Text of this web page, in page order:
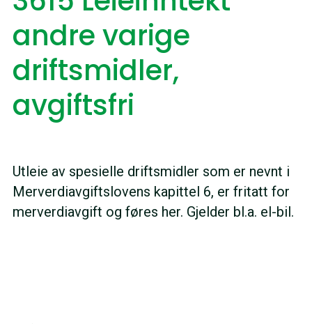
andre varige
driftsmidler,
avgiftsfri
Utleie av spesielle driftsmidler som er nevnt i
Merverdiavgiftslovens kapittel 6, er fritatt for
merverdiavgift og føres her. Gjelder bl.a. el-bil.